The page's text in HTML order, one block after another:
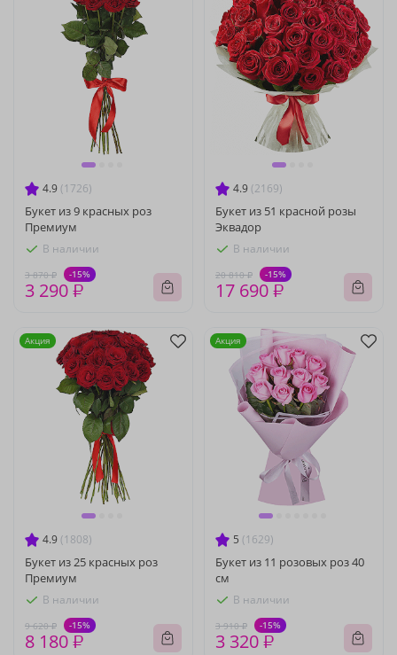
4.9 (1726)
Букет из 9 красных роз
Премиум
В наличии
3 870 ₽ -15%
3 290 ₽
4.9 (2169)
Букет из 51 красной розы
Эквадор
В наличии
20 810 ₽ -15%
17 690 ₽
4.9 (1808)
Букет из 25 красных роз
Премиум
В наличии
9 620 ₽ -15%
8 180 ₽
Акция
5 (1629)
Букет из 11 розовых роз 40
см
В наличии
3 910 ₽ -15%
3 320 ₽
Акция